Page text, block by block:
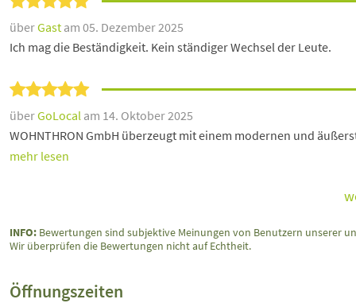
überGast am 05. Dezember 2025
Ich mag die Beständigkeit. Kein ständiger Wechsel der Leute.
überGoLocal am 14. Oktober 2025
WOHNTHRON GmbH überzeugt mit einem modernen und
mehr lesen
INFO: Bewertungen sind subjektive Meinungen von Benutzern unserer
Wir überprüfen die Bewertungen nicht auf Echtheit.
Öffnungszeiten